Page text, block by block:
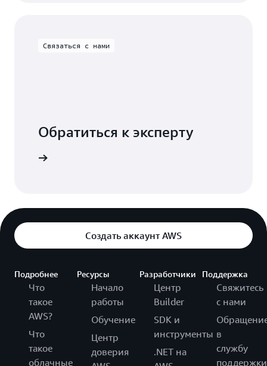
Связаться с нами
Обратиться к эксперту
Создать аккаунт AWS
Подробнее
Что
такое
AWS?
Что
такое
облачные
Ресурсы
Начало
работы
Обучение
Центр
доверия
Разработчики
Центр
Builder
SDK и
инструменты
.NET на
Поддержка
Свяжитесь
с нами
в
службу
поддержки